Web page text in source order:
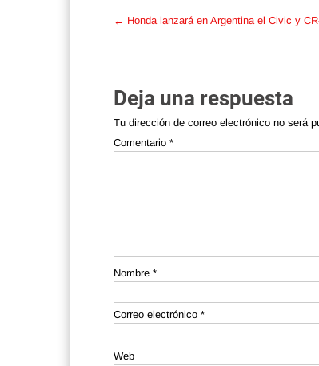
Post
← Honda lanzará en Argentina el Civic y
Deja una respuesta
Tu dirección de correo electrónico no será
Comentario *
Nombre *
Correo electrónico *
Web